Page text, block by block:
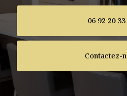
06 92 20 33
Contactez-